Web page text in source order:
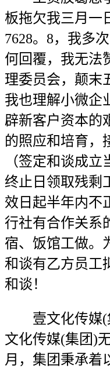
板拖欠我三月一
7628。8，我多
何回覆，我无法
理委员会，颠末
我也理解小微企
辟新客户资本的
的照应和培育，
（签定和谈成
终止日领取残剩
效日起半年内不
行社有合作关系
宿、饭馆工做。
和谈有乙方员工
和谈！
壹文化传媒(
文化传媒(集团)
月，集团秉承着